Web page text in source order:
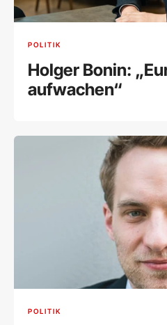
POLITIK
Holger Bonin:
aufwachen“
POLITIK